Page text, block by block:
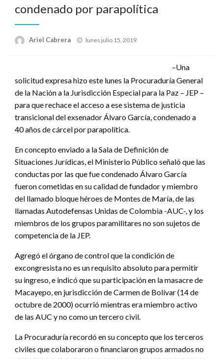
condenado por parapolítica
Ariel Cabrera
Publicado
lunes julio 15, 2019
–Una
solicitud expresa hizo este lunes la Procuraduría General
de la Nación a la Jurisdicción Especial para la Paz – JEP –
para que rechace el acceso a ese sistema de justicia
transicional del exsenador Álvaro García, condenado a
40 años de cárcel por parapolítica.
En concepto enviado a la Sala de Definición de
Situaciones Jurídicas, el Ministerio Público señaló que las
conductas por las que fue condenado Álvaro García
fueron cometidas en su calidad de fundador y miembro
del llamado bloque héroes de Montes de María, de las
llamadas Autodefensas Unidas de Colombia -AUC-, y los
miembros de los grupos paramilitares no son sujetos de
competencia de la JEP.
Agregó el órgano de control que la condición de
excongresista no es un requisito absoluto para permitir
su ingreso, e indicó que su participación en la masacre de
Macayepo, en jurisdicción de Carmen de Bolívar (14 de
octubre de 2000) ocurrió mientras era miembro activo
de las AUC y no como un tercero civil.
La Procuraduría recordó en su concepto que los terceros
civiles que colaboraron o financiaron grupos armados no